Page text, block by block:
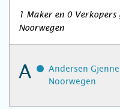
1 Maker en 0
Noorwegen
A
Andersen
Noorwegen